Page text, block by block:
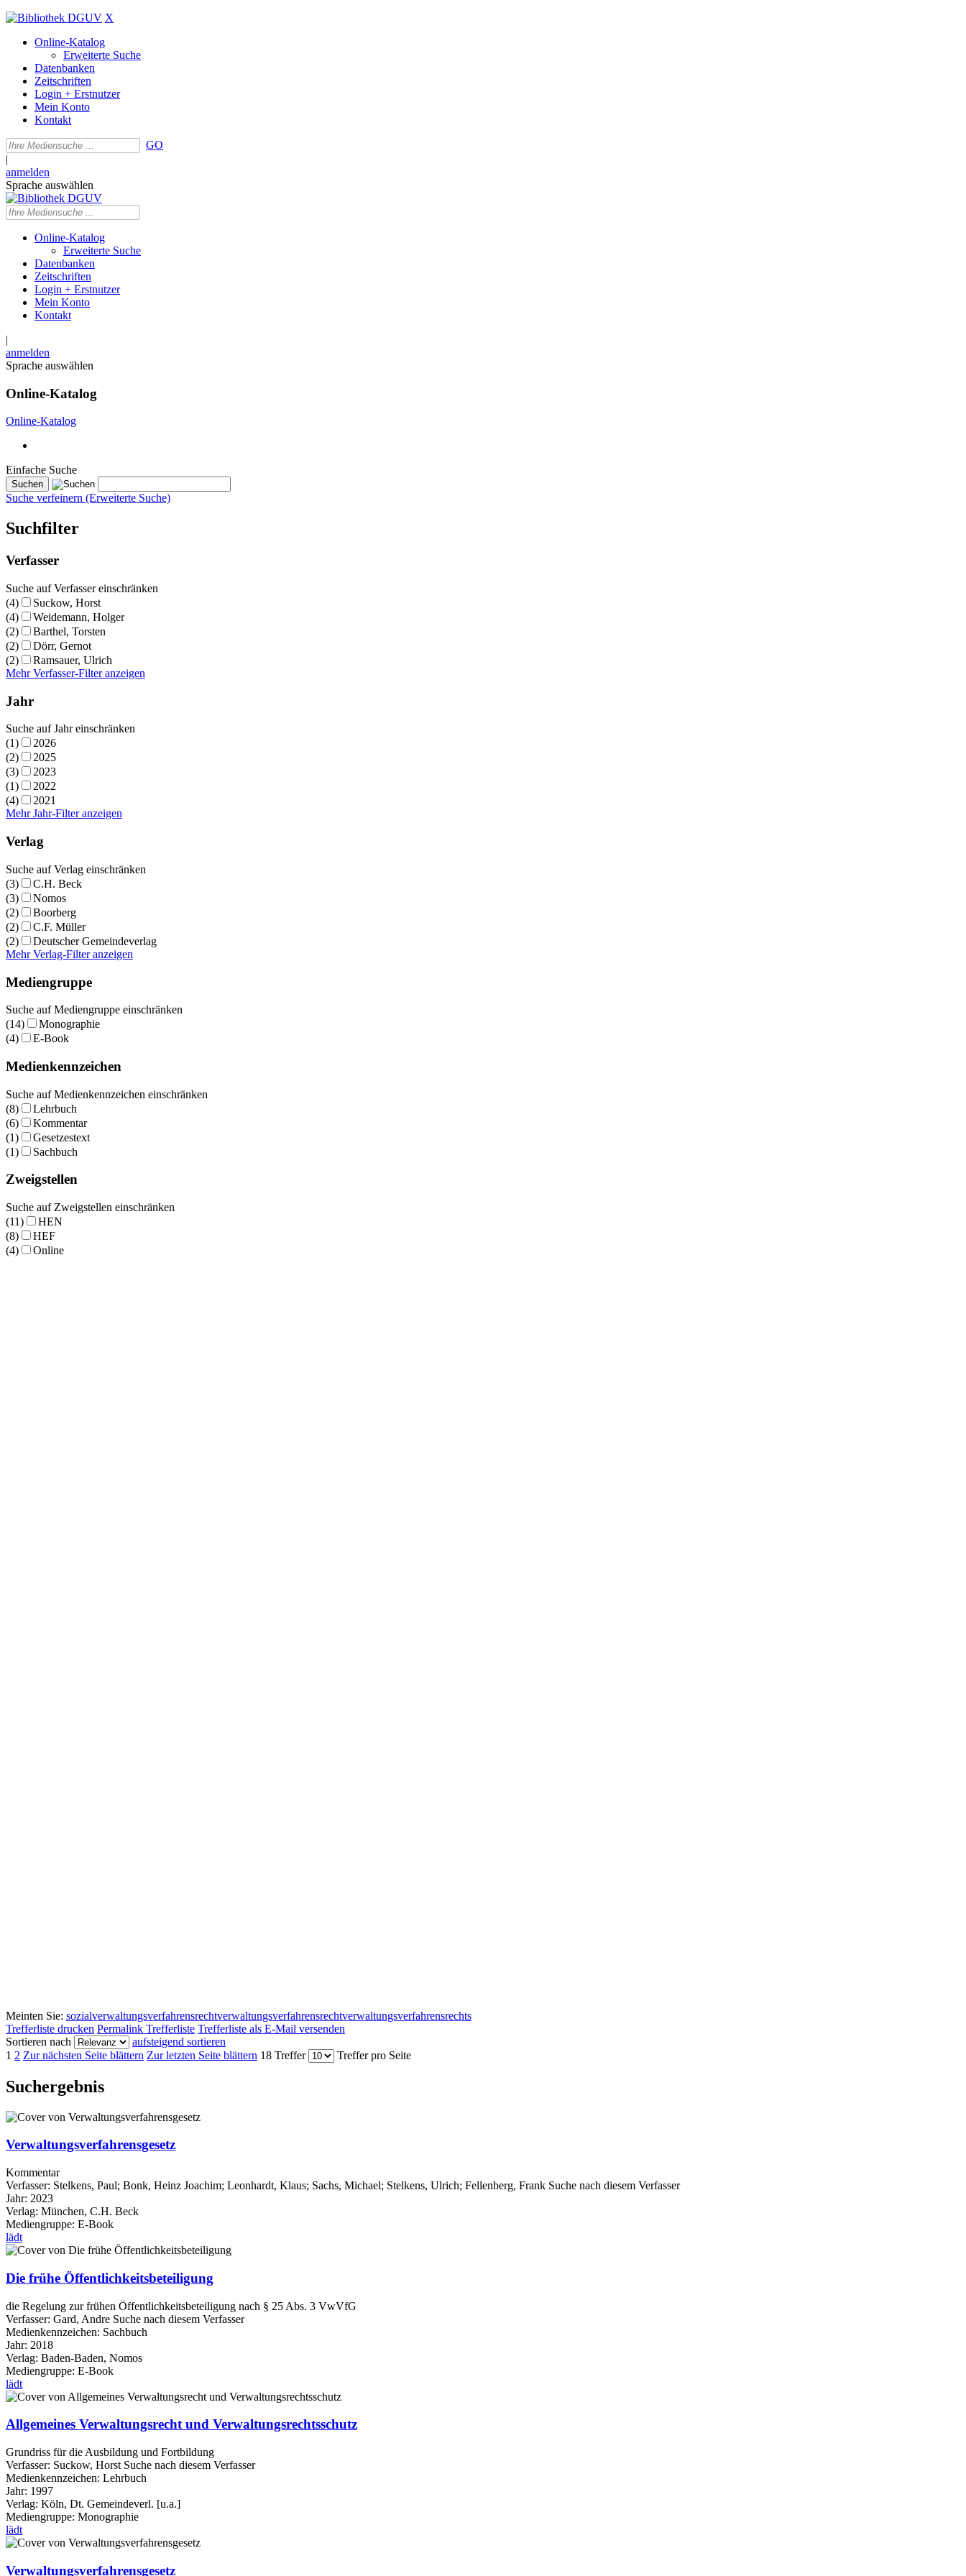
X
Online-Katalog
Erweiterte Suche
Datenbanken
Zeitschriften
Login + Erstnutzer
Mein Konto
Kontakt
GO
|
anmelden
Sprache auswählen
Online-Katalog
Erweiterte Suche
Datenbanken
Zeitschriften
Login + Erstnutzer
Mein Konto
Kontakt
|
anmelden
Sprache auswählen
Online-Katalog
Online-Katalog
Einfache Suche
Suche verfeinern (Erweiterte Suche)
Suchfilter
Verfasser
Suche auf Verfasser einschränken
(4)
Suckow, Horst
(4)
Weidemann, Holger
(2)
Barthel, Torsten
(2)
Dörr, Gernot
(2)
Ramsauer, Ulrich
Mehr Verfasser-Filter anzeigen
Jahr
Suche auf Jahr einschränken
(1)
2026
(2)
2025
(3)
2023
(1)
2022
(4)
2021
Mehr Jahr-Filter anzeigen
Verlag
Suche auf Verlag einschränken
(3)
C.H. Beck
(3)
Nomos
(2)
Boorberg
(2)
C.F. Müller
(2)
Deutscher Gemeindeverlag
Mehr Verlag-Filter anzeigen
Mediengruppe
Suche auf Mediengruppe einschränken
(14)
Monographie
(4)
E-Book
Medienkennzeichen
Suche auf Medienkennzeichen einschränken
(8)
Lehrbuch
(6)
Kommentar
(1)
Gesetzestext
(1)
Sachbuch
Zweigstellen
Suche auf Zweigstellen einschränken
(11)
HEN
(8)
HEF
(4)
Online
Meinten Sie: sozialverwaltungsverfahrensrechtverwaltungsverfahrensrechtverwaltungsverfahrensrechts
Trefferliste drucken Permalink Trefferliste Trefferliste als E-Mail versenden
Sortieren nach
aufsteigend sortieren
1 2 Zur nächsten Seite blättern Zur letzten Seite blättern 18 Treffer Treffer pro Seite
Suchergebnis
Verwaltungsverfahrensgesetz
Kommentar
Verfasser: Stelkens, Paul; Bonk, Heinz Joachim; Leonhardt, Klaus; Sachs, Michael; Stelkens, Ulrich; Fellenberg, Frank Suche nach diesem Verfasser
Jahr: 2023
Verlag: München, C.H. Beck
Mediengruppe: E-Book
lädt
Die frühe Öffentlichkeitsbeteiligung
die Regelung zur frühen Öffentlichkeitsbeteiligung nach § 25 Abs. 3 VwVfG
Verfasser: Gard, Andre Suche nach diesem Verfasser
Medienkennzeichen: Sachbuch
Jahr: 2018
Verlag: Baden-Baden, Nomos
Mediengruppe: E-Book
lädt
Allgemeines Verwaltungsrecht und Verwaltungsrechtsschutz
Grundriss für die Ausbildung und Fortbildung
Verfasser: Suckow, Horst Suche nach diesem Verfasser
Medienkennzeichen: Lehrbuch
Jahr: 1997
Verlag: Köln, Dt. Gemeindeverl. [u.a.]
Mediengruppe: Monographie
lädt
Verwaltungsverfahrensgesetz